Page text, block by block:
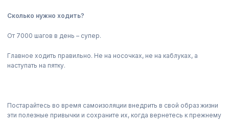
Сколько нужно ходить?
От 7000 шагов в день – супер.
Главное ходить правильно. Не на носочках, не на каблуках, а
наступать на пятку.
Постарайтесь во время самоизоляции внедрить в свой образ жизни
эти полезные привычки и сохраните их, когда вернетесь к прежнему